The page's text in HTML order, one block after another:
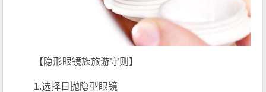
【隐形眼镜族旅游守则】
1.选择日抛隐型眼镜